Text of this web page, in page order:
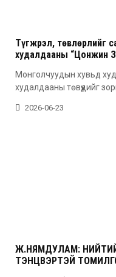
Түгжрэл, төвлөрлийг
худалдааны “Цонжин
Монголчуудын хувьд
худалдааны төвүүдийг
2026-06-23
Ж.НЯМДУЛАМ:
ТЭНЦВЭРТЭЙ